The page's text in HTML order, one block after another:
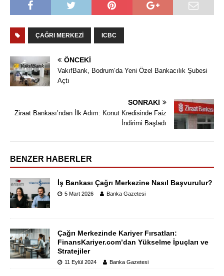
ÇAĞRI MERKEZI ICBC
ÖNCEKI
VakıfBank, Bodrum’da Yeni Özel Bankacılık Şubesi
Açtı
SONRAKI
Ziraat Bankası’ndan İlk Adım: Konut Kredisinde Faiz
İndirimi Başladı
BENZER HABERLER
İş Bankası Çağrı Merkezine Nasıl Başvurulur?
5 Mart 2026 Banka Gazetesi
Çağrı Merkezinde Kariyer Fırsatları:
FinansKariyer.com’dan Yükselme İpuçları ve
Stratejiler
11 Eylül 2024 Banka Gazetesi